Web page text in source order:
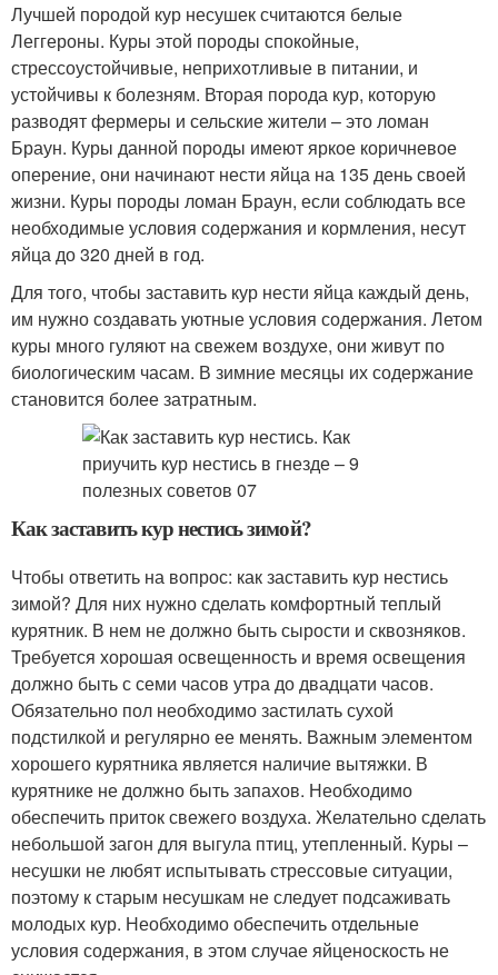
Лучшей породой кур несушек считаются белые
Леггероны. Куры этой породы спокойные,
стрессоустойчивые, неприхотливые в питании, и
устойчивы к болезням. Вторая порода кур, которую
разводят фермеры и сельские жители – это ломан
Браун. Куры данной породы имеют яркое коричневое
оперение, они начинают нести яйца на 135 день своей
жизни. Куры породы ломан Браун, если соблюдать все
необходимые условия содержания и кормления, несут
яйца до 320 дней в год.
Для того, чтобы заставить кур нести яйца каждый день,
им нужно создавать уютные условия содержания. Летом
куры много гуляют на свежем воздухе, они живут по
биологическим часам. В зимние месяцы их содержание
становится более затратным.
Как заставить кур нестись зимой?
Чтобы ответить на вопрос: как заставить кур нестись
зимой? Для них нужно сделать комфортный теплый
курятник. В нем не должно быть сырости и сквозняков.
Требуется хорошая освещенность и время освещения
должно быть с семи часов утра до двадцати часов.
Обязательно пол необходимо застилать сухой
подстилкой и регулярно ее менять. Важным элементом
хорошего курятника является наличие вытяжки. В
курятнике не должно быть запахов. Необходимо
обеспечить приток свежего воздуха. Желательно сделать
небольшой загон для выгула птиц, утепленный. Куры –
несушки не любят испытывать стрессовые ситуации,
поэтому к старым несушкам не следует подсаживать
молодых кур. Необходимо обеспечить отдельные
условия содержания, в этом случае яйценоскость не